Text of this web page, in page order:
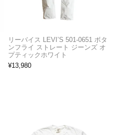
リーバイス LEVI’S 501-0651 ボタ
ンフライ ストレート ジーンズ オ
プティックホワイト
¥13,980